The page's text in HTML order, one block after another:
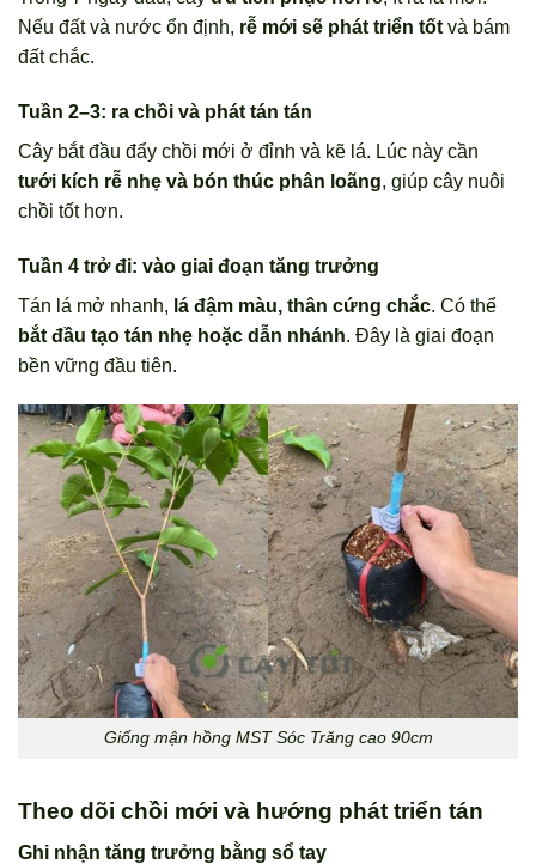
Nếu đất và nước ổn định, rễ mới sẽ phát triển tốt và bám
đất chắc.
Tuần 2–3: ra chồi và phát tán tán
Cây bắt đầu đẩy chồi mới ở đỉnh và kẽ lá. Lúc này cần
tưới kích rễ nhẹ và bón thúc phân loãng, giúp cây nuôi
chồi tốt hơn.
Tuần 4 trở đi: vào giai đoạn tăng trưởng
Tán lá mở nhanh, lá đậm màu, thân cứng chắc. Có thể
bắt đầu tạo tán nhẹ hoặc dẫn nhánh. Đây là giai đoạn
bền vững đầu tiên.
Giống mận hồng MST Sóc Trăng cao 90cm
Theo dõi chồi mới và hướng phát triển tán
Ghi nhận tăng trưởng bằng sổ tay